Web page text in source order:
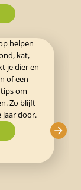
helpen
kat,
je dier en
of een
om
Zo blijft
jaar door.